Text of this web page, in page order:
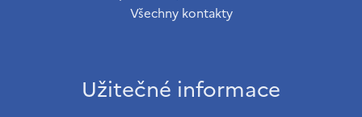
Všechny kontakty
Užitečné informace